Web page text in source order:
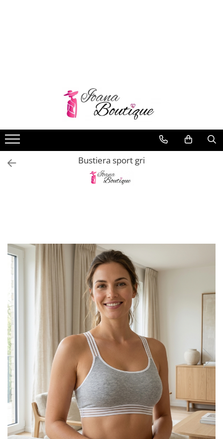
Chiloti clasici
Chiloti tanga
Compleuri & body-uriBustiera sport gri